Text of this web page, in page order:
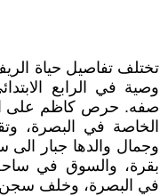
تختلف تفاصيل حياة
وصية في الرابع
صفه. حرص كاظم على
الخاصة في البصرة،
وجمال والدها جبار الى
بقرة، والسوق في
في البصرة، وخلف سجن